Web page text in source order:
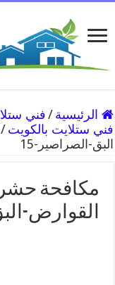
الرئيسية /
فني ستلايت بالكويت /
البق-الصراصير-15
مكافحة
القوارض-